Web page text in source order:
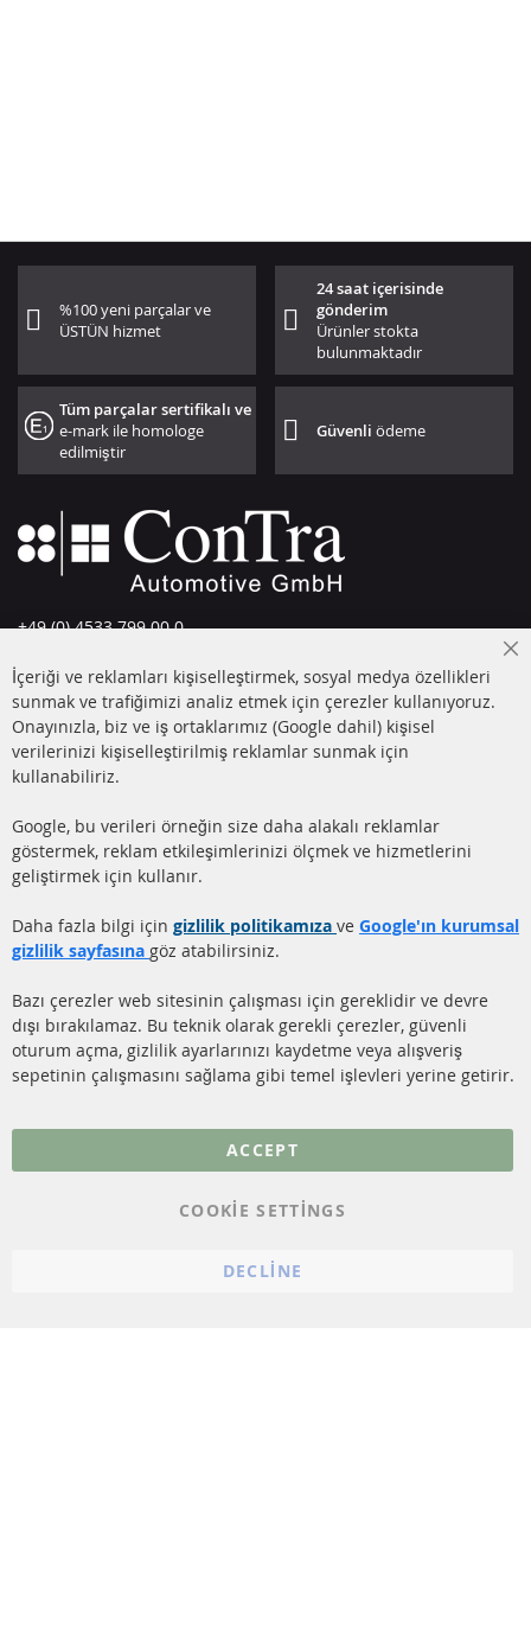
%100 yeni parçalar ve
ÜSTÜN hizmet
24 saat içerisinde
gönderim
Ürünler stokta
bulunmaktadır
Tüm parçalar sertifikalı ve
e-mark ile homologe
edilmiştir
Güvenliödeme
+49 (0) 4533 799 00 0
info@contra-automotive.de
facebook
instagram
HIZLI LİNKLER
(DPF)
DİZEL PARTİKÜL FİLTRESİ
KATALİZÖR (KAT)
SSS
MÜŞTERİ
Hakkımızda
Gönderim ücreti
Daha fazla link
Veri koruma
Genel Çalışma Koşulları
İçeriği ve reklamları kişiselleştirmek, sosyal medya özellikleri
sunmak ve trafiğimizi analiz etmek için çerezler kullanıyoruz.
Onayınızla, biz ve iş ortaklarımız (Google dahil) kişisel
verilerinizi kişiselleştirilmiş reklamlar sunmak için
kullanabiliriz.
Google, bu verileri örneğin size daha alakalı reklamlar
göstermek, reklam etkileşimlerinizi ölçmek ve hizmetlerini
geliştirmek için kullanır.
Daha fazla bilgi için gizlilik politikamıza ve Google'ın kurumsal
gizlilik sayfasına göz atabilirsiniz.
Bazı çerezler web sitesinin çalışması için gereklidir ve devre
dışı bırakılamaz. Bu teknik olarak gerekli çerezler, güvenli
oturum açma, gizlilik ayarlarınızı kaydetme veya alışveriş
sepetinin çalışmasını sağlama gibi temel işlevleri yerine getirir.
ACCEPT
COOKIE SETTINGS
DECLINE